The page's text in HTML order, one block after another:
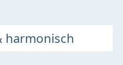
harmonisch